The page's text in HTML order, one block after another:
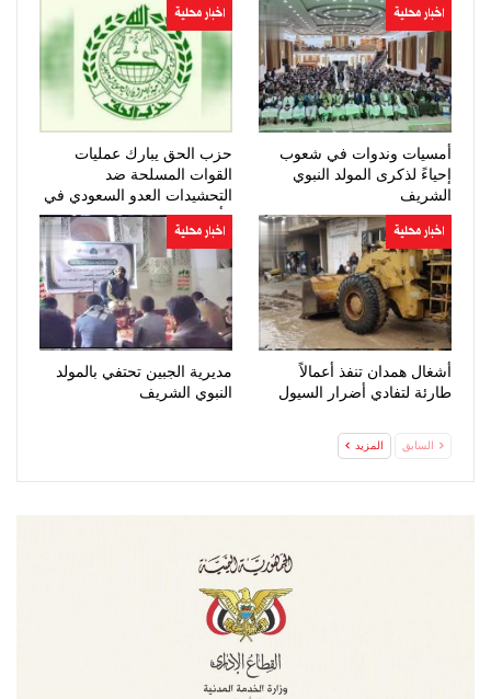
اخبار محلية
أمسيات وندوات في شعوب
إحياءً لذكرى المولد النبوي
الشريف
اخبار محلية
حزب الحق يبارك عمليات
القوات المسلحة ضد
التحشيدات العدو السعودي في
مأرب وحضرموت
اخبار محلية
أشغال همدان تنفذ أعمالاً
طارئة لتفادي أضرار السيول
اخبار محلية
مديرية الجبين تحتفي بالمولد
النبوي الشريف
السابق المزيد